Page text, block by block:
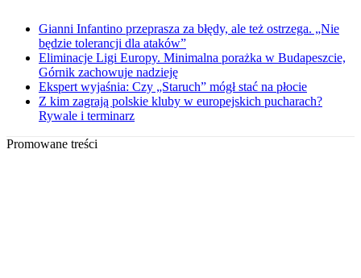
Gianni Infantino przeprasza za błędy, ale też ostrzega. „Nie
będzie tolerancji dla ataków”
Eliminacje Ligi Europy. Minimalna porażka w Budapeszcie,
Górnik zachowuje nadzieję
Ekspert wyjaśnia: Czy „Staruch” mógł stać na płocie
Z kim zagrają polskie kluby w europejskich pucharach?
Rywale i terminarz
Promowane treści